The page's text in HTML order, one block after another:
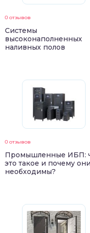
0 отзывов
Системы
высоконаполненных
наливных полов
0 отзывов
Промышленные ИБП:
это такое и почему они
необходимы?